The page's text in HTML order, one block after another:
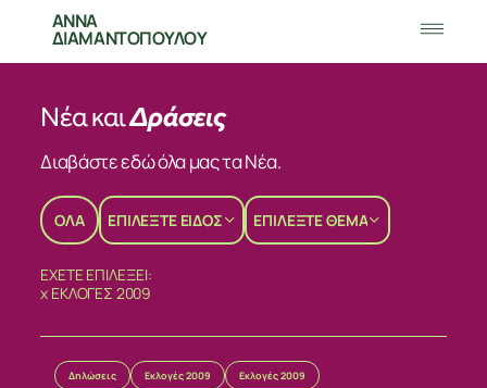
ΑΝΝΑ
ΔΙΑΜΑΝΤΟΠΟΥΛΟΥ
Νέα καιΔράσεις
Διαβάστε εδώ όλα μας τα Νέα.
ΟΛΑ ΕΠΙΛΕΞΤΕ ΕΙΔΟΣ ΕΠΙΛΕΞΤΕ ΘΕΜΑ
ΕΧΕΤΕ ΕΠΙΛΕΞΕΙ:
x ΕΚΛΟΓΕΣ 2009
Δηλώσεις Εκλογές 2009 Εκλογές 2009